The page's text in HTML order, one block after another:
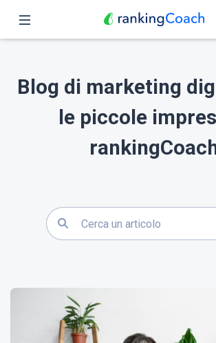
Funzioni
Prezzo
Italiano
Blog di marketing
le piccole